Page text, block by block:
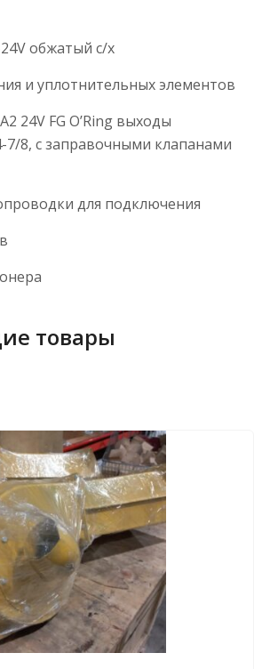
обжатый с/х
и уплотнительных элементов
24V FG O’Ring выходы
7/8, с заправочными клапанами
для подключения
товары